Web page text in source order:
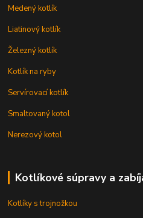
Medený kotlík
Liatinový kotlík
Železný kotlík
Kotlík na ryby
Servírovací kotlík
Smaltovaný kotol
Nerezový kotol
Kotlíkové súpravy a
Kotlíky s trojnožkou